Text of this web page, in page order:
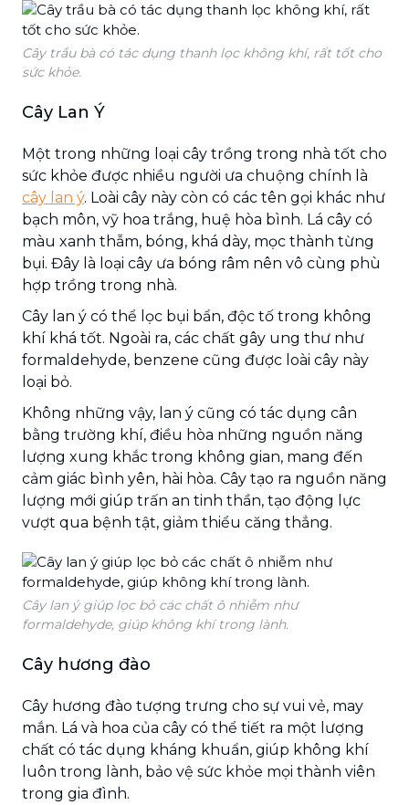
Cây trầu bà có tác dụng thanh lọc không khí, rất tốt cho
sức khỏe.
Cây Lan Ý
Một trong những loại cây trồng trong nhà tốt cho
sức khỏe được nhiều người ưa chuộng chính là
cây lan ý. Loài cây này còn có các tên gọi khác như
bạch môn, vỹ hoa trắng, huệ hòa bình. Lá cây có
màu xanh thẫm, bóng, khá dày, mọc thành từng
bụi. Đây là loại cây ưa bóng râm nên vô cùng phù
hợp trồng trong nhà.
Cây lan ý có thể lọc bụi bẩn, độc tố trong không
khí khá tốt. Ngoài ra, các chất gây ung thư như
formaldehyde, benzene cũng được loài cây này
loại bỏ.
Không những vậy, lan ý cũng có tác dụng cân
bằng trường khí, điều hòa những nguồn năng
lượng xung khắc trong không gian, mang đến
cảm giác bình yên, hài hòa. Cây tạo ra nguồn năng
lượng mới giúp trấn an tinh thần, tạo động lực
vượt qua bệnh tật, giảm thiểu căng thẳng.
Cây lan ý giúp lọc bỏ các chất ô nhiễm như
formaldehyde, giúp không khí trong lành.
Cây hương đào
Cây hương đào tượng trưng cho sự vui vẻ, may
mắn. Lá và hoa của cây có thể tiết ra một lượng
chất có tác dụng kháng khuẩn, giúp không khí
luôn trong lành, bảo vệ sức khỏe mọi thành viên
trong gia đình.